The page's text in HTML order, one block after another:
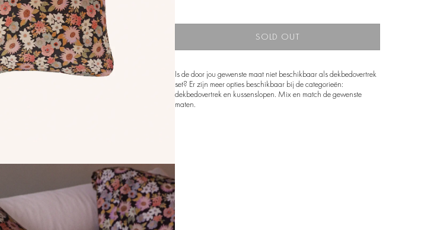
SOLD OUT
Is de door jou gewenste maat niet beschikbaar als dekbedovertrek
set? Er zijn meer opties beschikbaar bij de categorieën:
dekbedovertrek en kussenslopen. Mix en match de gewenste
maten.